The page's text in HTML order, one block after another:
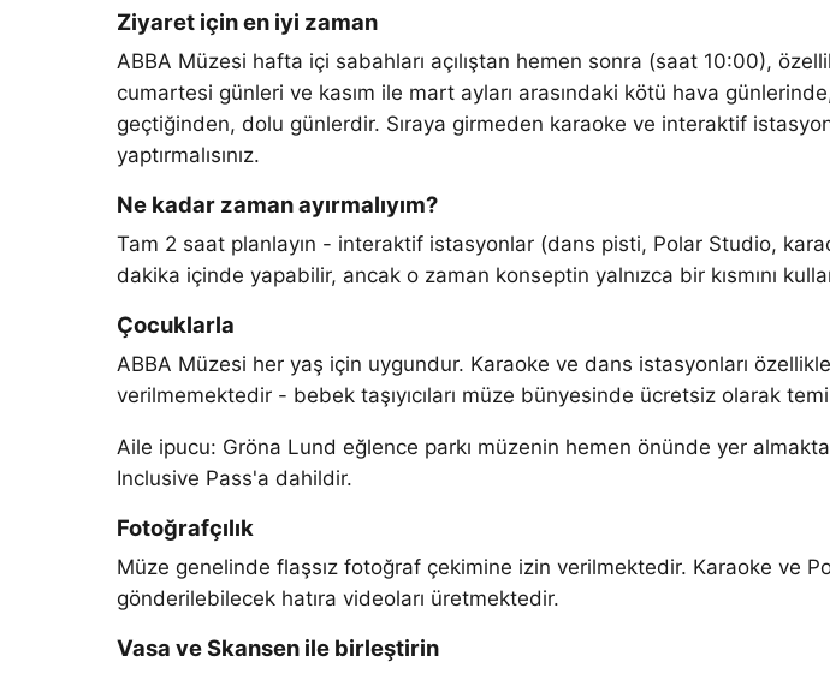
Ziyaret için en iyi zaman
ABBA Müzesi hafta içi sabahları açılıştan hemen sonra (saat 10:00),
cumartesi günleri ve kasım ile mart ayları arasındaki kötü hava
geçtiğinden, dolu günlerdir. Sıraya girmeden karaoke ve interaktif
yaptırmalısınız.
Ne kadar zaman ayırmalıyım?
Tam 2 saat planlayın - interaktif istasyonlar (dans pisti, Polar Studio,
dakika içinde yapabilir, ancak o zaman konseptin yalnızca bir kısmını
Çocuklarla
ABBA Müzesi her yaş için uygundur. Karaoke ve dans istasyonları
verilmemektedir - bebek taşıyıcıları müze bünyesinde ücretsiz olarak
Aile ipucu: Gröna Lund eğlence parkı müzenin hemen önünde yer
Inclusive Pass'a dahildir.
Fotoğrafçılık
Müze genelinde flaşsız fotoğraf çekimine izin verilmektedir. Karaoke ve
gönderilebilecek hatıra videoları üretmektedir.
Vasa ve Skansen ile birleştirin